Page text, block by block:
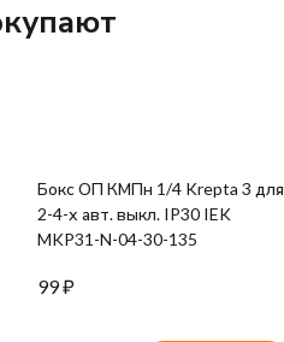
Бокс ОП КМПн 1/4 Krepta 3 для
2-4-х авт. выкл. IP30 IEK
MKP31-N-04-30-135
99₽